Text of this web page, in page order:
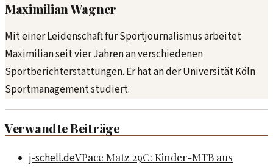
Maximilian Wagner
Mit einer Leidenschaft für Sportjournalismus arbeitet
Maximilian seit vier Jahren an verschiedenen
Sportberichterstattungen. Er hat an der Universität Köln
Sportmanagement studiert.
Verwandte Beiträge
j-schell.deVPace Matz 29C: Kinder-MTB aus